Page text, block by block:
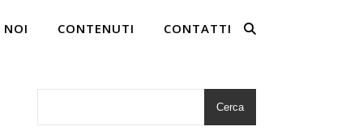
NOI CONTENUTI CONTATTI
Cerca